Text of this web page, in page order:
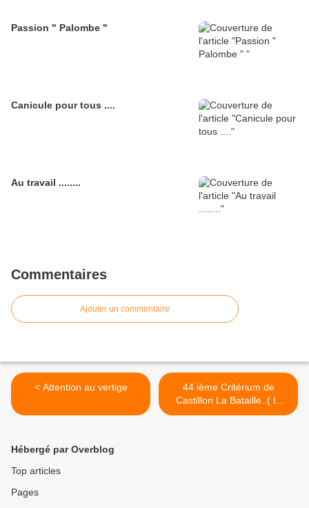
Passion " Palombe "
Canicule pour tous ....
Au travail ........
Commentaires
Ajouter un commentaire
< Attention au vertige
44 ième Critérium de
Castillon La Bataille..( le
compte rendu ) >
Hébergé par Overblog
Top articles
Pages